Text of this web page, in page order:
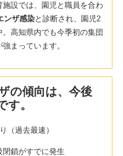
設では、園児と職員を合わ
ンザ感染と診断され、園児2
。高知県内でも今季初の集団
まっています。
の傾向は、今後
す。
（過去最速）
閉鎖がすでに発生